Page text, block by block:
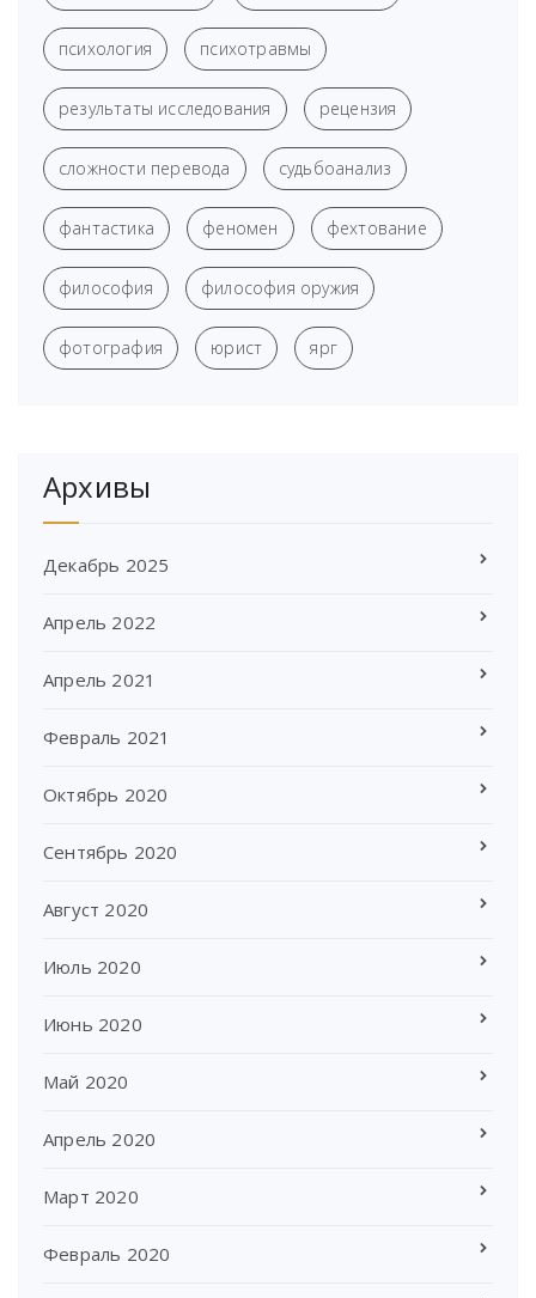
психология психотравмы
результаты исследования рецензия
сложности перевода судьбоанализ
фантастика феномен фехтование
философия философия оружия
фотография юрист ярг
Архивы
Декабрь 2025
Апрель 2022
Апрель 2021
Февраль 2021
Октябрь 2020
Сентябрь 2020
Август 2020
Июль 2020
Июнь 2020
Май 2020
Апрель 2020
Март 2020
Февраль 2020